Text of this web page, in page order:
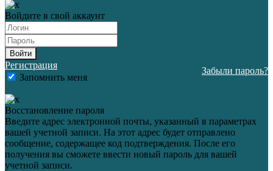
Войдите в свой аккаунт
Войти
Регистрация
Запомнить меня
Забыли пароль?
Восстановление пароля
Введите адрес электронной почты, указанный в параметрах
вашей учетной записи. На этот адрес будет отправлено
сообщение, содержащее код подтверждения. После его
получения вы сможете ввести новый пароль для вашей
учетной записи.